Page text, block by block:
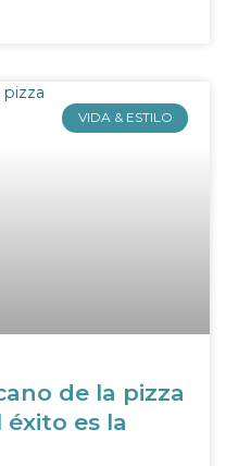
VIDA & ESTILO
de la pizza
éxito es la